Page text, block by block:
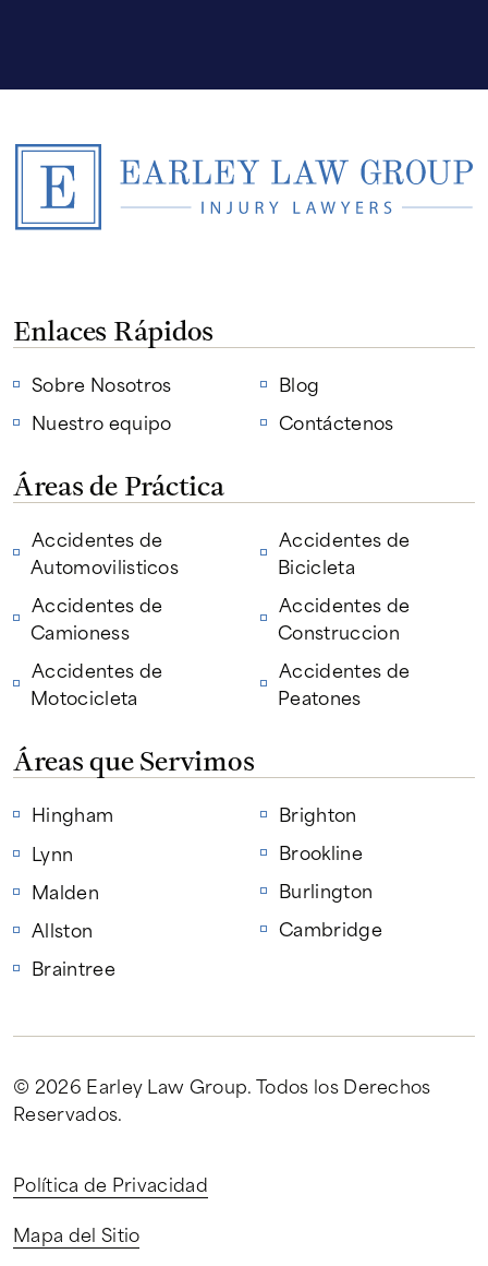
Enlaces Rápidos
Sobre Nosotros
Nuestro equipo
Blog
Contáctenos
Áreas de Práctica
Accidentes de
Automovilisticos
Accidentes de
Camioness
Accidentes de
Motocicleta
Accidentes de
Bicicleta
Accidentes de
Construccion
Accidentes de
Peatones
Áreas que Servimos
Hingham
Lynn
Malden
Allston
Braintree
Brighton
Brookline
Burlington
Cambridge
© 2026 Earley Law Group. Todos los Derechos
Reservados.
Política de Privacidad
Mapa del Sitio